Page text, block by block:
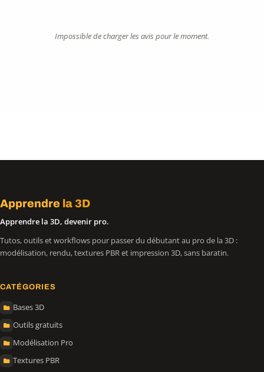
Impossible de charger les avis pour le moment.
Apprendre la 3D
Apprendre la 3D, devenir pro.
Tutos, outils et workflows pour passer du débutant au pro de la 3D :
modélisation, rendu, textures PBR et impression 3D, sans baratin.
CATÉGORIES
Bases 3D
Outils gratuits
Modélisation Pro
Textures PBR